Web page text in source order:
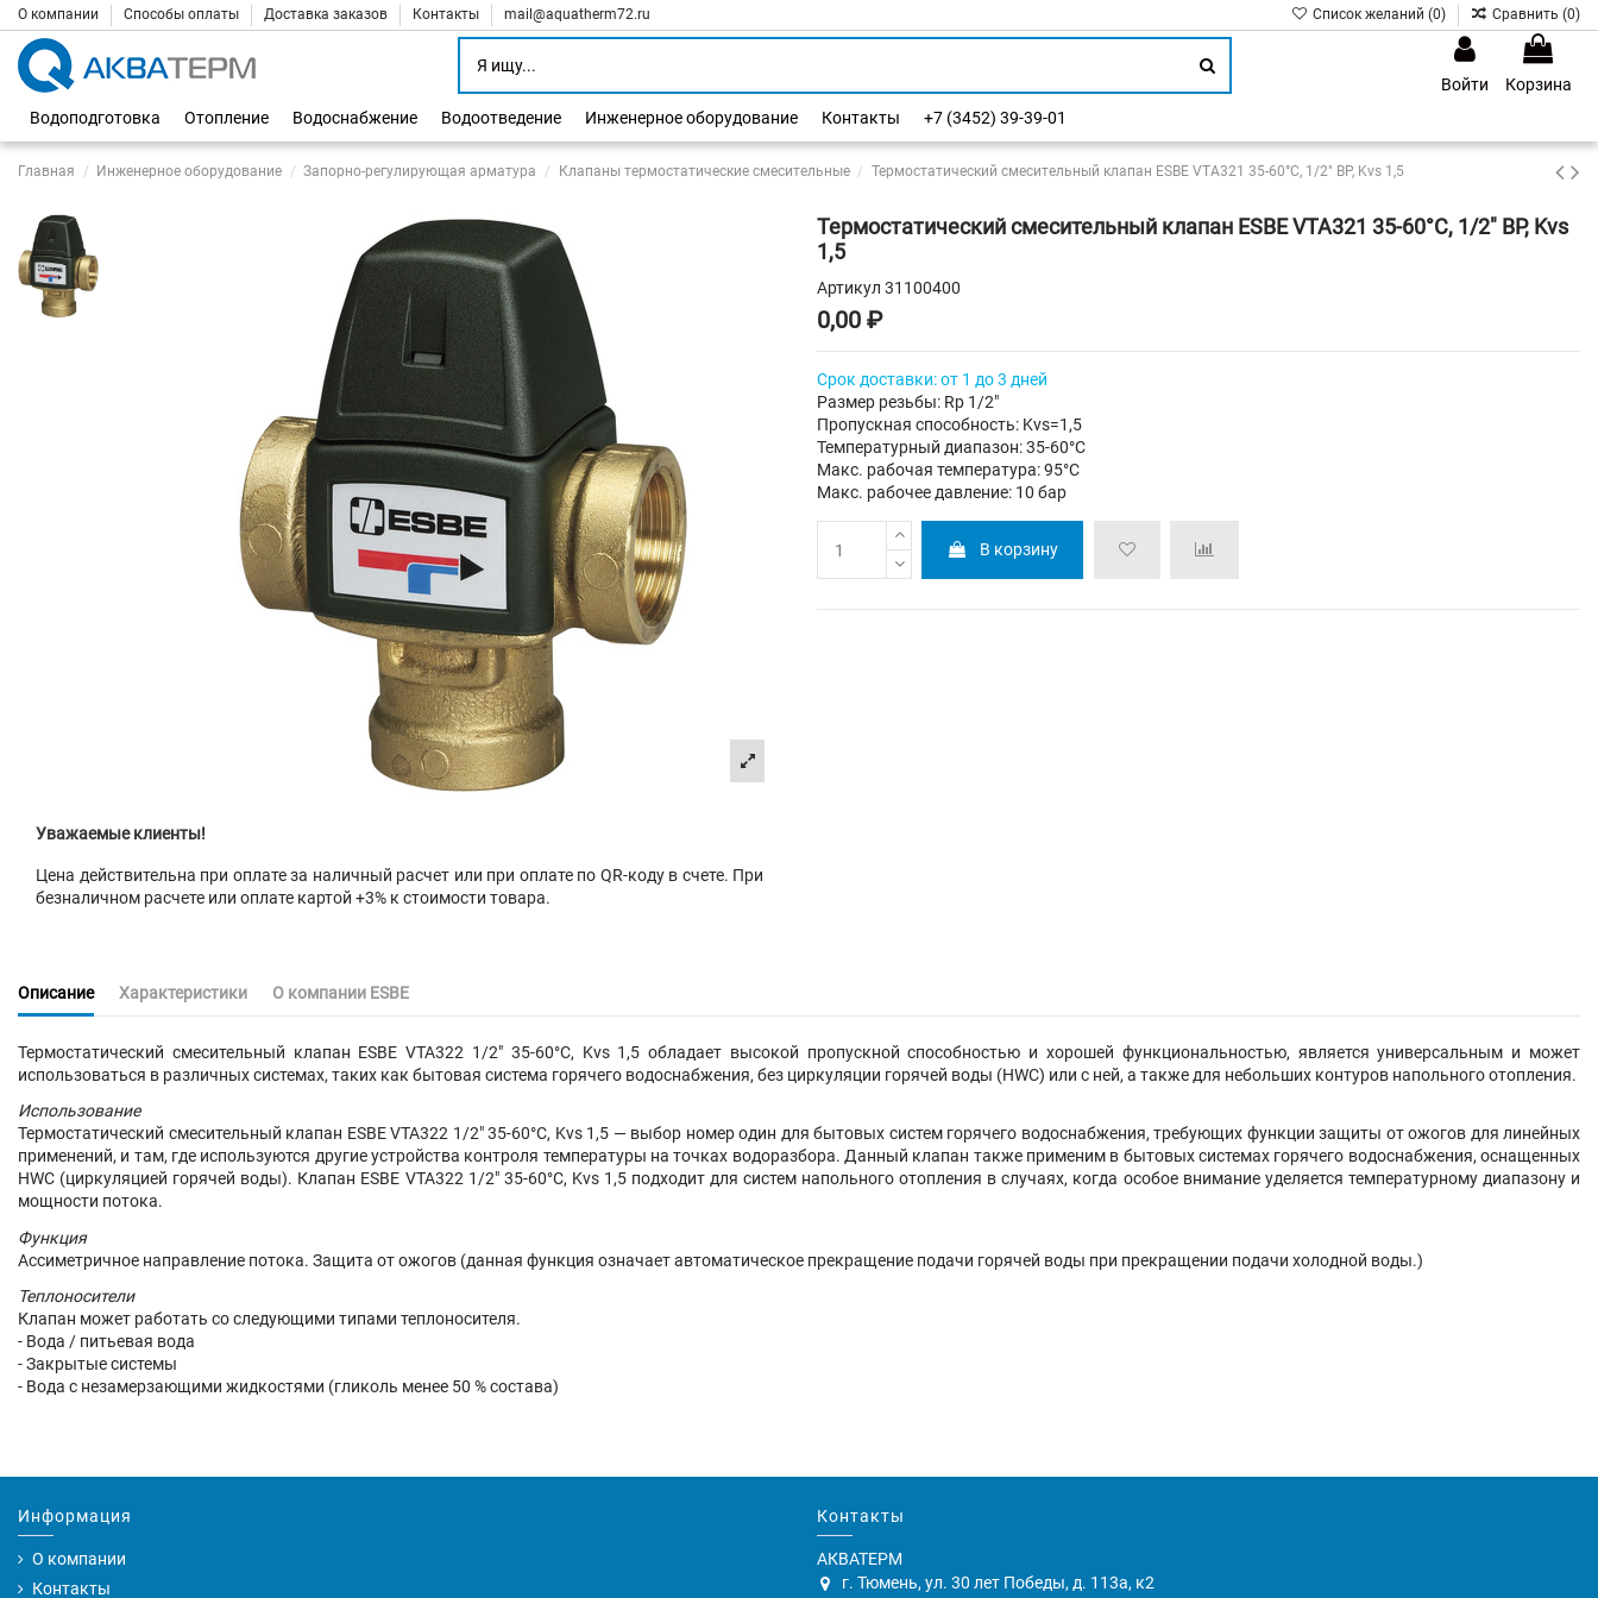
О компании Способы оплаты Доставка заказов Контакты mail@aquatherm72.ru Список желаний (0) Сравнить (0)
Войти
Корзина
Водоподготовка
Отопление Водоснабжение Водоотведение Инженерное оборудование Контакты +7 (3452) 39-39-01
Главная Инженерное оборудование Запорно-регулирующая арматура Клапаны термостатические смесительные Термостатический смесительный клапан ESBE VTA321 35-60°С, 1/2" ВР, Kvs 1,5
Уважаемые клиенты!
Цена действительна при оплате за наличный расчет или при оплате по QR-коду в счете. При
безналичном расчете или оплате картой +3% к стоимости товара.
Термостатический смесительный клапан ESBE VTA321 35-60°С, 1/2" ВР, Kvs
1,5
Артикул 31100400
0,00 ₽
Срок доставки: от 1 до 3 дней
Размер резьбы: Rp 1/2"
Пропускная способность: Kvs=1,5
Температурный диапазон: 35-60°C
Макс. рабочая температура: 95°C
Макс. рабочее давление: 10 бар
В корзину
Описание Характеристики О компании ESBE
Термостатический смесительный клапан ESBE VTA322 1/2" 35-60°С, Kvs 1,5 обладает высокой пропускной способностью и хорошей функциональностью, является универсальным и может
использоваться в различных системах, таких как бытовая система горячего водоснабжения, без циркуляции горячей воды (HWC) или с ней, а также для небольших контуров напольного отопления.
Использование
Термостатический смесительный клапан ESBE VTA322 1/2" 35-60°С, Kvs 1,5 — выбор номер один для бытовых систем горячего водоснабжения, требующих функции защиты от ожогов для линейных
применений, и там, где используются другие устройства контроля температуры на точках водоразбора. Данный клапан также применим в бытовых системах горячего водоснабжения, оснащенных
HWC (циркуляцией горячей воды). Клапан ESBE VTA322 1/2" 35-60°С, Kvs 1,5 подходит для систем напольного отопления в случаях, когда особое внимание уделяется температурному диапазону и
мощности потока.
Функция
Ассиметричное направление потока. Защита от ожогов (данная функция означает автоматическое прекращение подачи горячей воды при прекращении подачи холодной воды.)
Теплоносители
Клапан может работать со следующими типами теплоносителя.
- Вода / питьевая вода
- Закрытые системы
- Вода с незамерзающими жидкостями (гликоль менее 50 % состава)
Информация
О компании
Контакты
Контакты
АКВАТЕРМ
г. Тюмень, ул. 30 лет Победы, д. 113а, к2